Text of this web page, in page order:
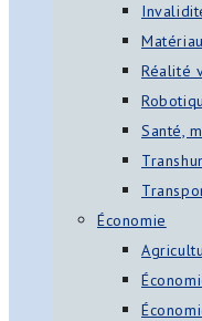
Réalité
Santé,
Économie